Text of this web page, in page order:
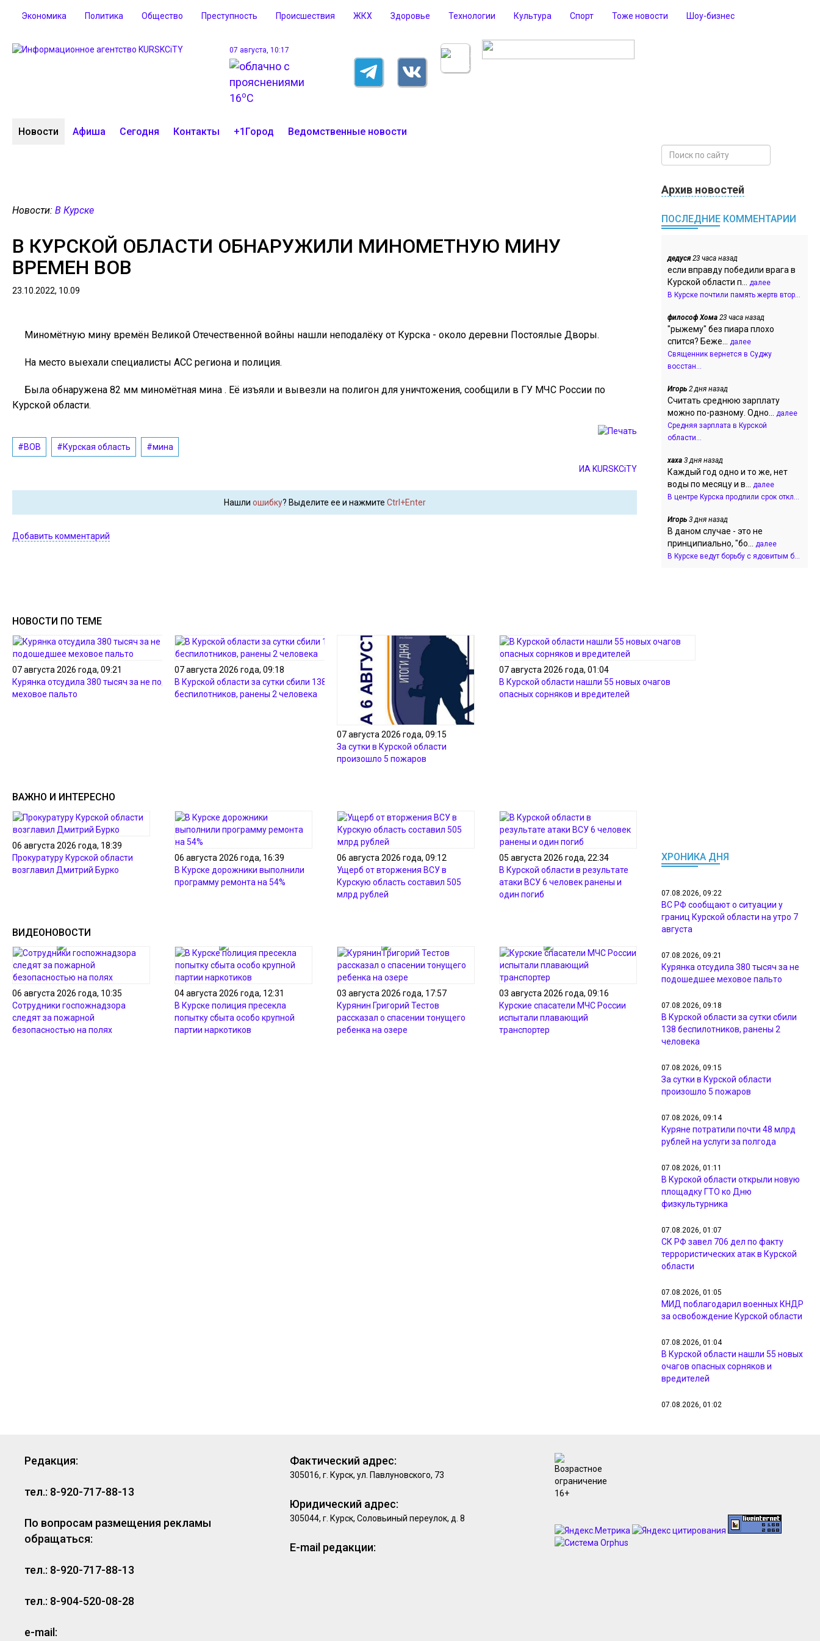
Экономика Политика Общество Преступность Происшествия ЖКХ Здоровье Технологии Культура Спорт Тоже новости Шоу-бизнес
07 августа, 10:17
16oC
Новости Афиша Сегодня Контакты +1Город Ведомственные новости
Новости: В Курске
В КУРСКОЙ ОБЛАСТИ ОБНАРУЖИЛИ МИНОМЕТНУЮ МИНУ
ВРЕМЕН ВОВ
23.10.2022, 10.09
Миномётную мину времён Великой Отечественной войны нашли неподалёку от Курска - около деревни Постоялые Дворы.
На место выехали специалисты АСС региона и полиция.
Была обнаружена 82 мм миномётная мина . Её изъяли и вывезли на полигон для уничтожения, сообщили в ГУ МЧС России по
Курской области.
#ВОВ #Курская область #мина
ИА KURSKCiTY
Нашли ошибку? Выделите ее и нажмите Ctrl+Enter
Добавить комментарий
НОВОСТИ ПО ТЕМЕ
07 августа 2026 года, 09:21
Курянка отсудила 380 тысяч за не подошедшее
меховое пальто
07 августа 2026 года, 09:18
В Курской области за сутки сбили 138
беспилотников, ранены 2 человека
07 августа 2026 года, 09:15
За сутки в Курской области
произошло 5 пожаров
07 августа 2026 года, 01:04
В Курской области нашли 55 новых очагов
опасных сорняков и вредителей
ВАЖНО И ИНТЕРЕСНО
06 августа 2026 года, 18:39
Прокуратуру Курской области
возглавил Дмитрий Бурко
06 августа 2026 года, 16:39
В Курске дорожники выполнили
программу ремонта на 54%
06 августа 2026 года, 09:12
Ущерб от вторжения ВСУ в
Курскую область составил 505
млрд рублей
05 августа 2026 года, 22:34
В Курской области в результате
атаки ВСУ 6 человек ранены и
один погиб
ВИДЕОНОВОСТИ
06 августа 2026 года, 10:35
Сотрудники госпожнадзора
следят за пожарной
безопасностью на полях
04 августа 2026 года, 12:31
В Курске полиция пресекла
попытку сбыта особо крупной
партии наркотиков
03 августа 2026 года, 17:57
Курянин Григорий Тестов
рассказал о спасении тонущего
ребенка на озере
03 августа 2026 года, 09:16
Курские спасатели МЧС России
испытали плавающий
транспортер
Архив новостей
ПОСЛЕДНИЕ КОММЕНТАРИИ
дедуся23 часа назад
если вправду победили врага в
Курской области п... далее
В Курске почтили память жертв втор...
философ Хома 23 часа назад
"рыжему" без пиара плохо
спится? Беже... далее
Священник вернется в Суджу
восстан...
Игорь 2 дня назад
Считать среднюю зарплату
можно по-разному. Одно... далее
Средняя зарплата в Курской
области...
хаха 3 дня назад
Каждый год одно и то же, нет
воды по месяцу и в... далее
В центре Курска продлили срок откл...
Игорь 3 дня назад
В даном случае - это не
принципиально, "бо... далее
В Курске ведут борьбу с ядовитым б...
ХРОНИКА ДНЯ
07.08.2026, 09:22
ВС РФ сообщают о ситуации у
границ Курской области на утро 7
августа
07.08.2026, 09:21
Курянка отсудила 380 тысяч за не
подошедшее меховое пальто
07.08.2026, 09:18
В Курской области за сутки сбили
138 беспилотников, ранены 2
человека
07.08.2026, 09:15
За сутки в Курской области
произошло 5 пожаров
07.08.2026, 09:14
Куряне потратили почти 48 млрд
рублей на услуги за полгода
07.08.2026, 01:11
В Курской области открыли новую
площадку ГТО ко Дню
физкультурника
07.08.2026, 01:07
СК РФ завел 706 дел по факту
террористических атак в Курской
области
07.08.2026, 01:05
МИД поблагодарил военных КНДР
за освобождение Курской области
07.08.2026, 01:04
В Курской области нашли 55 новых
очагов опасных сорняков и
вредителей
07.08.2026, 01:02
В поселке Маршала Жукова
зацвели лотосы
Редакция:
тел.: 8-920-717-88-13
По вопросам размещения рекламы
обращаться:
тел.: 8-920-717-88-13
тел.: 8-904-520-08-28
e-mail:
Фактический адрес:
305016, г. Курск, ул. Павлуновского, 73
Юридический адрес:
305044, г. Курск, Соловьиный переулок, д. 8
E-mail редакции: